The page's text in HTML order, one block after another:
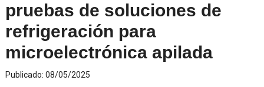
pruebas de soluciones de
refrigeración para
microelectrónica apilada
Publicado: 08/05/2025